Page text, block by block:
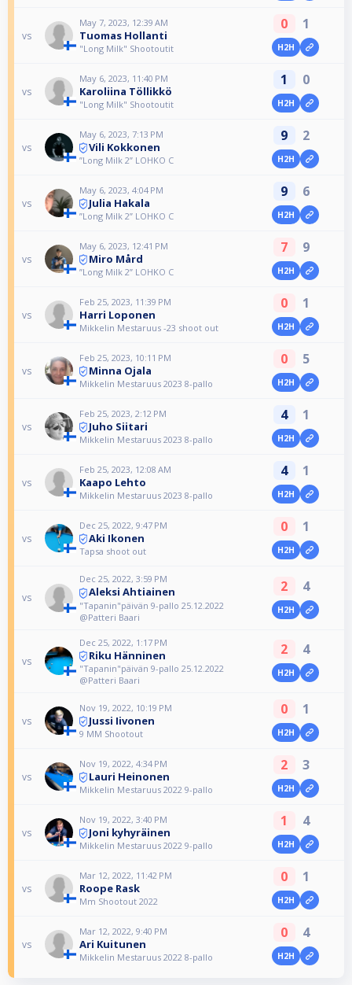
vs
May 7, 2023, 12:39 AM
Tuomas Hollanti
"Long Milk" Shootoutit
0 1
H2H
vs
May 6, 2023, 11:40 PM
Karoliina Töllikkö
"Long Milk" Shootoutit
1 0
H2H
vs
May 6, 2023, 7:13 PM
Vili Kokkonen
”Long Milk 2” LOHKO C
9 2
H2H
vs
May 6, 2023, 4:04 PM
Julia Hakala
”Long Milk 2” LOHKO C
9 6
H2H
vs
May 6, 2023, 12:41 PM
Miro Mård
”Long Milk 2” LOHKO C
7 9
H2H
vs
Feb 25, 2023, 11:39 PM
Harri Loponen
Mikkelin Mestaruus -23 shoot out
0 1
H2H
vs
Feb 25, 2023, 10:11 PM
Minna Ojala
Mikkelin Mestaruus 2023 8-pallo
0 5
H2H
vs
Feb 25, 2023, 2:12 PM
Juho Siitari
Mikkelin Mestaruus 2023 8-pallo
4 1
H2H
vs
Feb 25, 2023, 12:08 AM
Kaapo Lehto
Mikkelin Mestaruus 2023 8-pallo
4 1
H2H
vs
Dec 25, 2022, 9:47 PM
Aki Ikonen
Tapsa shoot out
0 1
H2H
vs
Dec 25, 2022, 3:59 PM
Aleksi Ahtiainen
"Tapanin"päivän 9-pallo 25.12.2022
@Patteri Baari
2 4
H2H
vs
Dec 25, 2022, 1:17 PM
Riku Hänninen
"Tapanin"päivän 9-pallo 25.12.2022
@Patteri Baari
2 4
H2H
vs
Nov 19, 2022, 10:19 PM
Jussi Iivonen
9 MM Shootout
0 1
H2H
vs
Nov 19, 2022, 4:34 PM
Lauri Heinonen
Mikkelin Mestaruus 2022 9-pallo
2 3
H2H
vs
Nov 19, 2022, 3:40 PM
Joni kyhyräinen
Mikkelin Mestaruus 2022 9-pallo
1 4
H2H
vs
Mar 12, 2022, 11:42 PM
Roope Rask
Mm Shootout 2022
0 1
H2H
vs
Mar 12, 2022, 9:40 PM
Ari Kuitunen
Mikkelin Mestaruus 2022 8-pallo
0 4
H2H